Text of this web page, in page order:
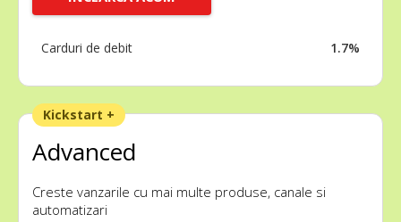
Carduri de debit 1.7%
Kickstart +
Advanced
Creste vanzarile cu mai multe produse, canale si
automatizari